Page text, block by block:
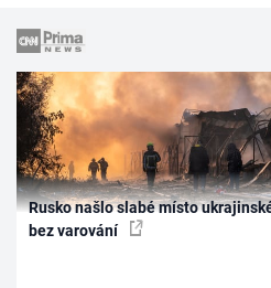
Rusko našlo slabé místo
bez varování